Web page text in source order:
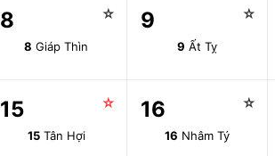
8 ☆
8 Giáp Thìn
9 ☆
9 Ất Tỵ
15 ☆
15Tân Hợi
16 ☆
16 Nhâm Tý